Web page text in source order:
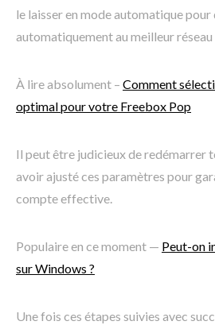
le laisser en mode automatique pour
automatiquement au meilleur
À lire absolument – Comment
optimal pour votre Freebox Pop
Il peut être judicieux de redémarrer
avoir ajusté ces paramètres pour
compte effective.
Populaire en ce moment — Peut-on
sur Windows ?
Une fois ces étapes suivies avec